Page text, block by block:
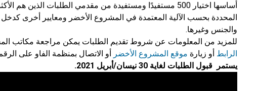
أساسها اختيار 500 مستفيدًا ومستفيدة من مقدمي الطلبات الذين
المحددة بحسب الآلية المعتمدة في المشروع الأخضر ومعايير أخرى
والجنس وغيرها.
للمزيد من المعلومات عن شروط تقديم الطلبات يمكن مراجعة مكاتب
الرابط أو زيارة موقع المشروع الأخضر أو الاتصال بمنظمة الفاو على الرقم
يستمر قبول الطلبات لغاية 30 نيسان/أبريل 2021.